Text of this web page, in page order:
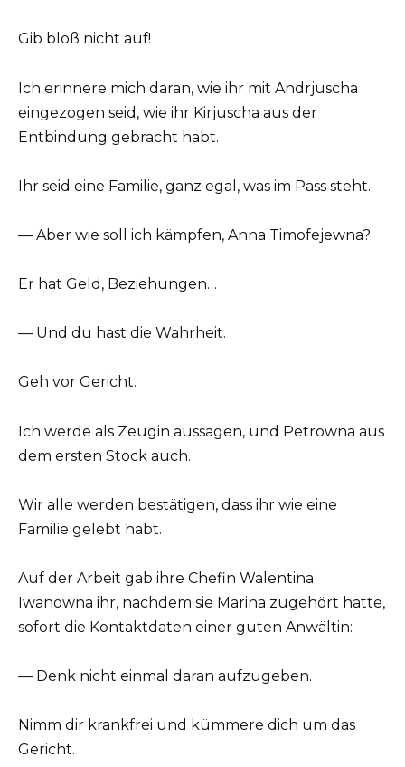
Gib bloß nicht auf!
Ich erinnere mich daran, wie ihr mit Andrjuscha
eingezogen seid, wie ihr Kirjuscha aus der
Entbindung gebracht habt.
Ihr seid eine Familie, ganz egal, was im Pass steht.
— Aber wie soll ich kämpfen, Anna Timofejewna?
Er hat Geld, Beziehungen…
— Und du hast die Wahrheit.
Geh vor Gericht.
Ich werde als Zeugin aussagen, und Petrowna aus
dem ersten Stock auch.
Wir alle werden bestätigen, dass ihr wie eine
Familie gelebt habt.
Auf der Arbeit gab ihre Chefin Walentina
Iwanowna ihr, nachdem sie Marina zugehört hatte,
sofort die Kontaktdaten einer guten Anwältin:
— Denk nicht einmal daran aufzugeben.
Nimm dir krankfrei und kümmere dich um das
Gericht.